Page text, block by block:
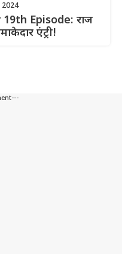
Episode: राज
एंट्री!